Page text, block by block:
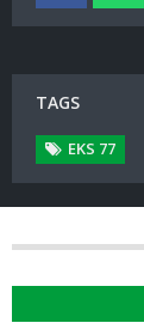
TAGS
EKS 77